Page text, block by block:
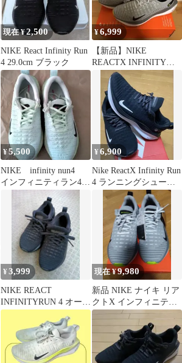
現在 ¥2,500
NIKE React Infinity Run
4 29.0cm ブラック
¥6,999
【新品】NIKE
REACTX INFINITY
RUN 4 インフィニティ
¥5,500
NIKE infinity nun4
インフィニティラン4
¥6,900
Nike ReactX Infinity Run
4 ランニングシューズ
¥3,999
NIKE REACT
INFINITYRUN 4 オール
ブラック
現在 ¥9,980
新品 NIKE ナイキ リア
クトX インフィニティ
ラン 4 27.5cm